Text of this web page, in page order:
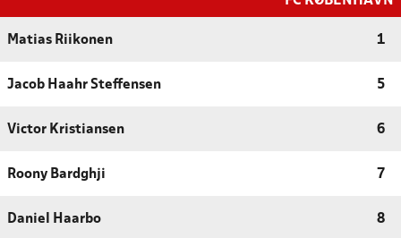
Matias Riikonen 1
Jacob Haahr Steffensen 5
Victor Kristiansen 6
Roony Bardghji 7
Daniel Haarbo 8